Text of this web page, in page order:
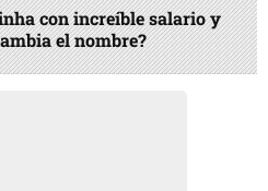
con increíble salario y
el nombre?